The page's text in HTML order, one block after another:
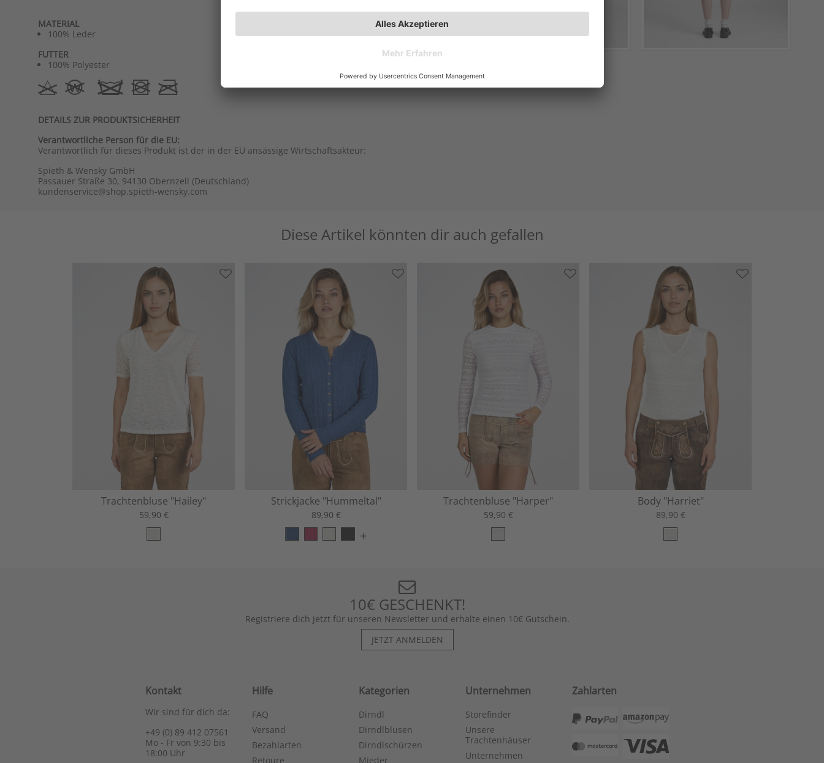
MATERIAL
100% Leder
FUTTER
100% Polyester
DETAILS ZUR PRODUKTSICHERHEIT
Verantwortliche Person für die EU:
Verantwortlich für dieses Produkt ist der in der EU ansässige Wirtschaftsakteur:
Spieth & Wensky GmbH
Passauer Straße 30, 94130 Obernzell (Deutschland)
kundenservice@shop.spieth-wensky.com
Diese Artikel könnten dir auch gefallen
Trachtenbluse "Hailey"
59,90 €
Strickjacke "Hummeltal"
89,90 €
+
Trachtenbluse "Harper"
59,90 €
Body "Harriet"
89,90 €
10€ GESCHENKT!
Registriere dich jetzt für unseren Newsletter und erhalte einen 10€ Gutschein.
JETZT ANMELDEN
Hilfe
FAQ
Versand
Bezahlarten
Retoure
Kontakt
Wir sind für dich da:
+49 (0) 89 412 07561
Mo - Fr von 9:30 bis
18:00 Uhr
Kategorien
Dirndl
Dirndlblusen
Dirndlschürzen
Mieder
Unternehmen
Storefinder
Unsere
Trachtenhäuser
Unternehmen
Zahlarten